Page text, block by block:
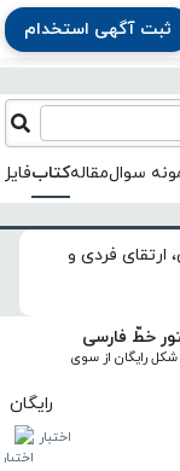
ثبت آگهی استخدام
سوالمقالهکتاب
ارتقای فردی و
خطّ فارسی
رایگان
اختبار